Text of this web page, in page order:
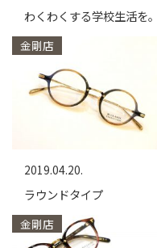
わくわくする学校生活を。
金剛店
2019.04.20.
ラウンドタイプ
金剛店